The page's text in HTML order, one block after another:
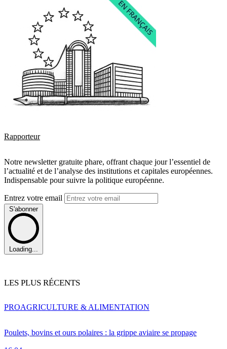
Rapporteur
Notre newsletter gratuite phare, offrant chaque jour l’essentiel de
l’actualité et de l’analyse des institutions et capitales européennes.
Indispensable pour suivre la politique européenne.
Entrez votre email
S'abonner
Loading...
LES PLUS RÉCENTS
Poulets, bovins et ours polaires : la grippe aviaire se propage
PROAGRICULTURE & ALIMENTATION